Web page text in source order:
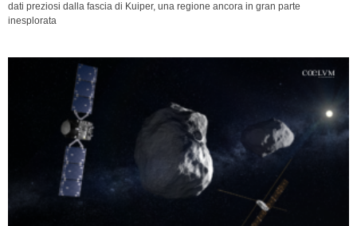
dati preziosi dalla fascia di Kuiper, una regione ancora in gran parte
inesplorata